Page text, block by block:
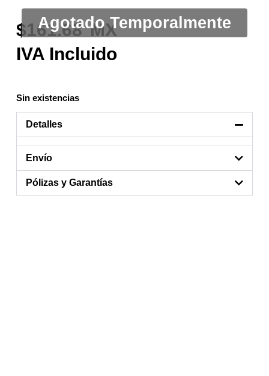
161.68
Sin existencias
Detalles
Envío
Pólizas y Garantías